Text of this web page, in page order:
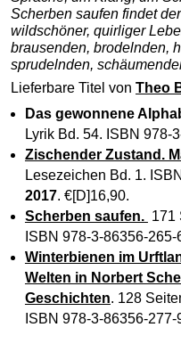
Scherben saufen findet
wildschöner, quirliger
brausenden, brodelnden,
sprudelnden,
Lieferbare Titel von Theo
Das gewonnene
Lyrik Bd. 54. ISBN 978-
Zischender Zustand.
Lesezeichen Bd. 1.
2017. €[D]16,90.
Scherben saufen. 171
ISBN 978-3-86356-265-
Winterbienen im
Welten in Norbert
Geschichten. 128
ISBN 978-3-86356-277-